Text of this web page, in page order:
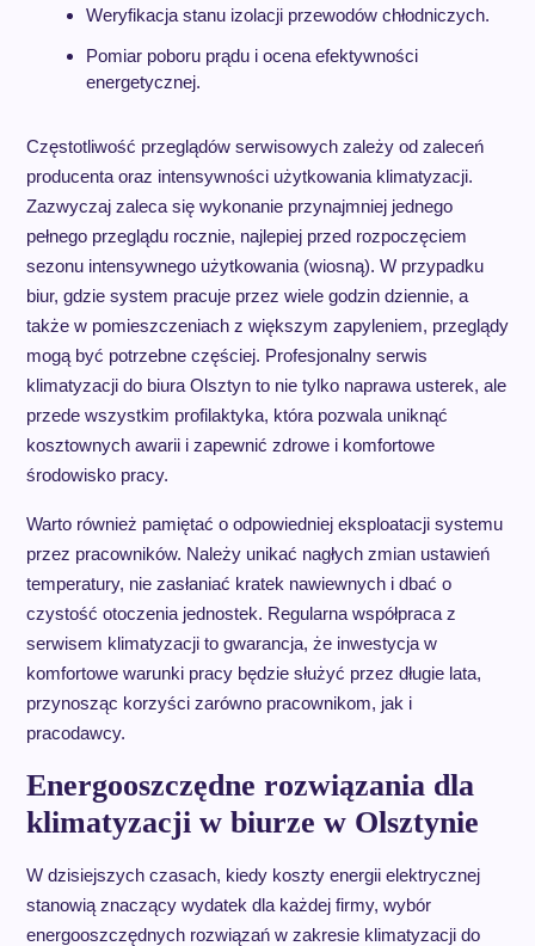
Weryfikacja stanu izolacji przewodów chłodniczych.
Pomiar poboru prądu i ocena efektywności
energetycznej.
Częstotliwość przeglądów serwisowych zależy od zaleceń
producenta oraz intensywności użytkowania klimatyzacji.
Zazwyczaj zaleca się wykonanie przynajmniej jednego
pełnego przeglądu rocznie, najlepiej przed rozpoczęciem
sezonu intensywnego użytkowania (wiosną). W przypadku
biur, gdzie system pracuje przez wiele godzin dziennie, a
także w pomieszczeniach z większym zapyleniem, przeglądy
mogą być potrzebne częściej. Profesjonalny serwis
klimatyzacji do biura Olsztyn to nie tylko naprawa usterek, ale
przede wszystkim profilaktyka, która pozwala uniknąć
kosztownych awarii i zapewnić zdrowe i komfortowe
środowisko pracy.
Warto również pamiętać o odpowiedniej eksploatacji systemu
przez pracowników. Należy unikać nagłych zmian ustawień
temperatury, nie zasłaniać kratek nawiewnych i dbać o
czystość otoczenia jednostek. Regularna współpraca z
serwisem klimatyzacji to gwarancja, że inwestycja w
komfortowe warunki pracy będzie służyć przez długie lata,
przynosząc korzyści zarówno pracownikom, jak i
pracodawcy.
Energooszczędne rozwiązania dla
klimatyzacji w biurze w Olsztynie
W dzisiejszych czasach, kiedy koszty energii elektrycznej
stanowią znaczący wydatek dla każdej firmy, wybór
energooszczędnych rozwiązań w zakresie klimatyzacji do